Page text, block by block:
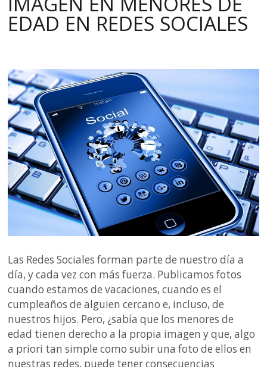
EDAD EN REDES SOCIALES
Las Redes Sociales forman parte de nuestro día a
día, y cada vez con más fuerza. Publicamos fotos
cuando estamos de vacaciones, cuando es el
cumpleaños de alguien cercano e, incluso, de
nuestros hijos. Pero, ¿sabía que los menores de
edad tienen derecho a la propia imagen y que, algo
a priori tan simple como subir una foto de ellos en
nuestras redes, puede tener consecuencias